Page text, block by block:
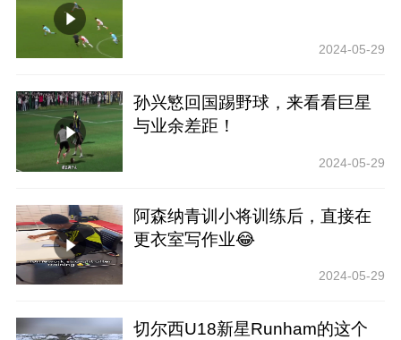
2024-05-29
孙兴慜回国踢野球，来看看巨星
与业余差距！
2024-05-29
阿森纳青训小将训练后，直接在
更衣室写作业😂
2024-05-29
切尔西U18新星Runham的这个